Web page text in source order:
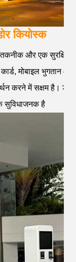
कियोस्क
और एक सुरक्षित
मोबाइल भुगतान
करने में सक्षम है।
सुविधाजनक है